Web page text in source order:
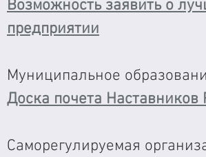
Возможность заявить о
предприятии
Муниципальное
Доска почета Наставников
Саморегулируемая